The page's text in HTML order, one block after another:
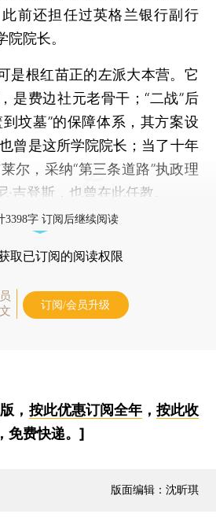
前还担任过英格兰银行副行
院长。
根红苗正的左派大本营。它
是费边社元老骨干；“二战”后
坟墓”的保障体系，其方案设
曾是这所学院院长；当了十年
尔，采纳“第三条道路”执政理
吉登斯，也曾在此任教。
3398字 订阅后继续阅读
取已订阅的阅读权限
订阅/会员升级
， 按此优惠订阅全年， 按此收
免费快递。]
版面编辑：沈昕琪